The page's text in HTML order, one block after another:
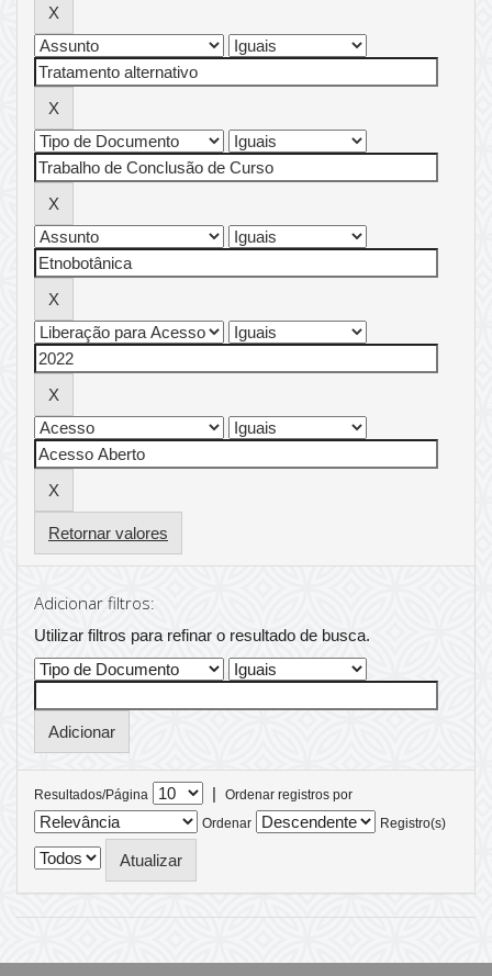
Retornar valores
Adicionar filtros:
Utilizar filtros para refinar o resultado de busca.
Resultados/Página |
Ordenar registros por
Ordenar
Registro(s)